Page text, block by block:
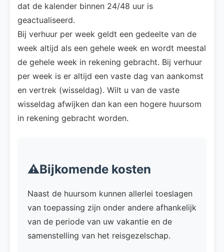
dat de kalender binnen 24/48 uur is
geactualiseerd.
Bij verhuur per week geldt een gedeelte van de
week altijd als een gehele week en wordt meestal
de gehele week in rekening gebracht. Bij verhuur
per week is er altijd een vaste dag van aankomst
en vertrek (wisseldag). Wilt u van de vaste
wisseldag afwijken dan kan een hogere huursom
in rekening gebracht worden.
⚠️Bijkomende kosten
Naast de huursom kunnen allerlei toeslagen
van toepassing zijn onder andere afhankelijk
van de periode van uw vakantie en de
samenstelling van het reisgezelschap.